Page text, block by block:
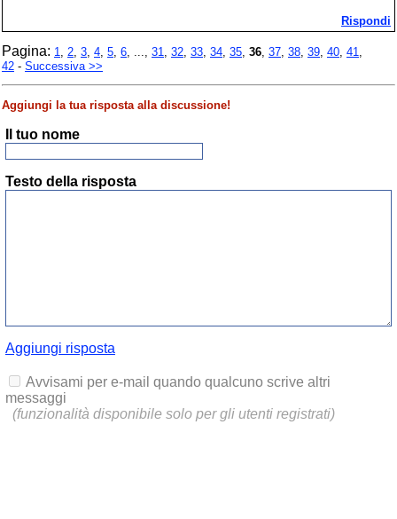
Rispondi
Pagina: 1, 2, 3, 4, 5, 6, ..., 31, 32, 33, 34, 35, 36, 37, 38, 39, 40, 41,
42 - Successiva >>
Aggiungi la tua risposta alla discussione!
Il tuo nome
Testo della risposta
Aggiungi risposta
Avvisami per e-mail quando qualcuno scrive altri
messaggi
(funzionalità disponibile solo per gli utenti registrati)